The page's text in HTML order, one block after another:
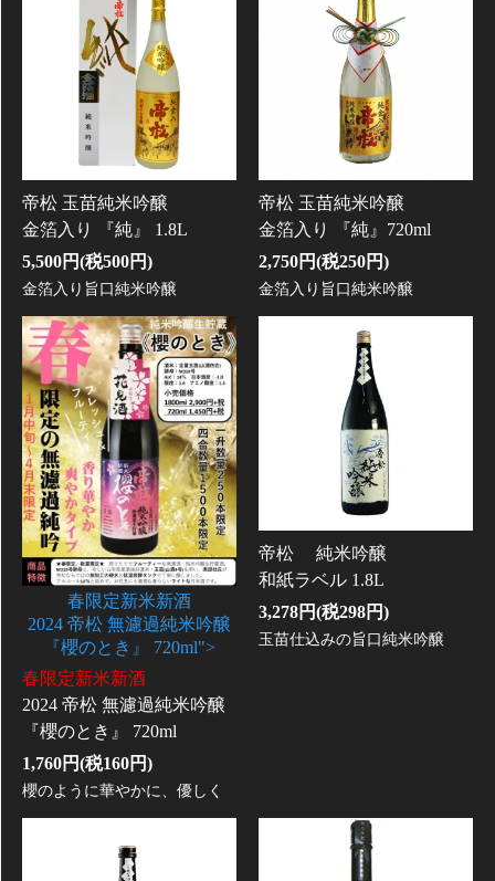
帝松 玉苗純米吟醸
金箔入り 『純』 1.8L
5,500円(税500円)
金箔入り旨口純米吟醸
帝松 玉苗純米吟醸
金箔入り 『純』720ml
2,750円(税250円)
金箔入り旨口純米吟醸
春限定新米新酒
2024 帝松 無濾過純米吟醸
『櫻のとき』 720ml">
春限定新米新酒
2024 帝松 無濾過純米吟醸
『櫻のとき』 720ml
1,760円(税160円)
櫻のように華やかに、優しく
帝松 純米吟醸
和紙ラベル 1.8L
3,278円(税298円)
玉苗仕込みの旨口純米吟醸